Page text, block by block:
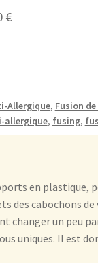
€
Allergiques
Texturées
Roses
Allergique, Fusion de
allergique, fusing,
en plastique,
des cabochons
changer un peu
uniques. Il est